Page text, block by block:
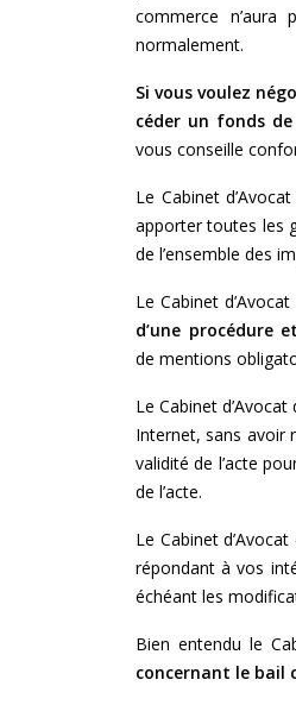
commerce
normalement.
Si vous voulez
céder un fonds de
vous conseille
Le Cabinet
apporter toutes les
de l’ensemble des
Le Cabinet
d’une procédure
de mentions
Le Cabinet
Internet, sans avoir
validité de l’acte
de l’acte.
Le Cabinet
répondant à vos
échéant les
Bien entendu le
concernant le bail